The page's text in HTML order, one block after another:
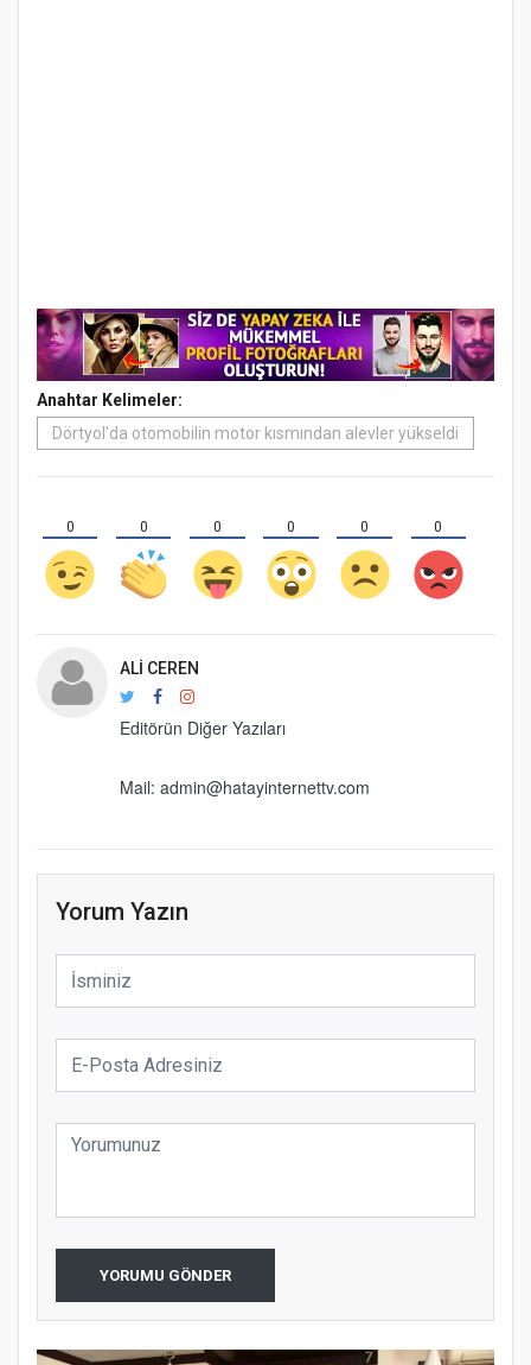
Anahtar Kelimeler:
Dörtyol'da otomobilin motor kısmından alevler yükseldi
0 0 0 0 0 0
ALI CEREN
Editörün Diğer Yazıları
Mail: admin@hatayinternettv.com
Yorum Yazın
YORUMU GÖNDER